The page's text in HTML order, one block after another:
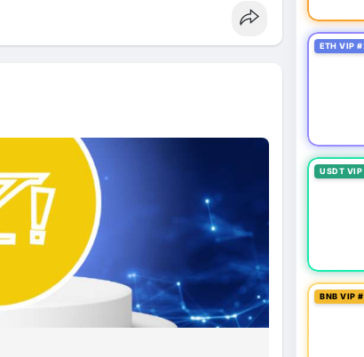
ETH VIP
USDT
BNB VIP